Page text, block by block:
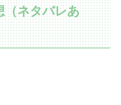
（ネタバレあ